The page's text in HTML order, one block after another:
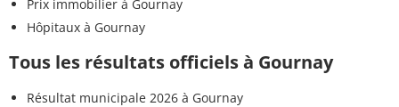
Prix immobilier à Gournay
Hôpitaux à Gournay
Tous les résultats officiels à Gournay
Résultat municipale 2026 à Gournay